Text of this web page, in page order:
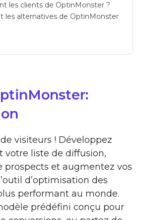
les clients de OptinMonster ?
les alternatives de OptinMonster
visiteurs ! Développez
votre liste de diffusion,
prospects et augmentez vos
d’optimisation des
performant au monde.
prédéfini conçu pour